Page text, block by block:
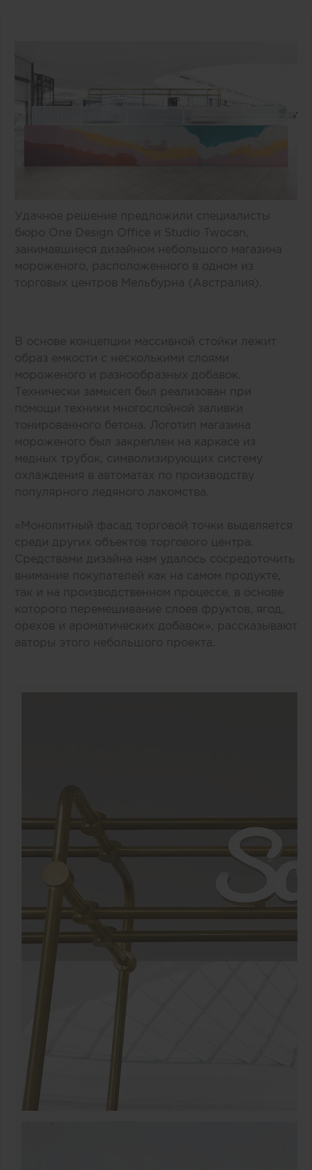
Удачное решение предложили специалисты
бюро One Design Office и Studio Twocan,
занимавшиеся дизайном небольшого магазина
мороженого, расположенного в одном из
торговых центров Мельбурна (Австралия).
В основе концепции массивной стойки лежит
образ емкости с несколькими слоями
мороженого и разнообразных добавок.
Технически замысел был реализован при
помощи техники многослойной заливки
тонированного бетона. Логотип магазина
мороженого был закреплен на каркасе из
медных трубок, символизирующих систему
охлаждения в автоматах по производству
популярного ледяного лакомства.
«Монолитный фасад торговой точки выделяется
среди других объектов торгового центра.
Средствами дизайна нам удалось сосредоточить
внимание покупателей как на самом продукте,
так и на производственном процессе, в основе
которого перемешивание слоев фруктов, ягод,
орехов и ароматических добавок», рассказывают
авторы этого небольшого проекта.